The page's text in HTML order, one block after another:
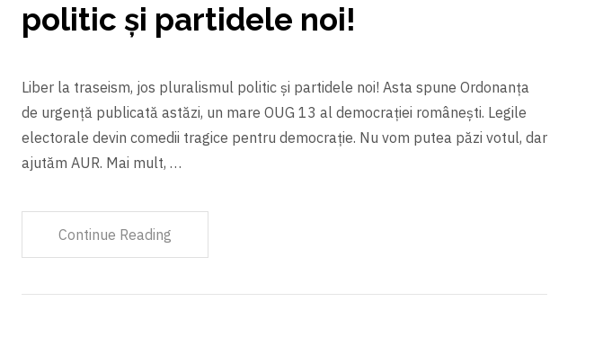
politic şi partidele noi!
Liber la traseism, jos pluralismul politic şi partidele noi! Asta spune Ordonanța
de urgență publicată astăzi, un mare OUG 13 al democrației româneşti. Legile
electorale devin comedii tragice pentru democrație. Nu vom putea păzi votul, dar
ajutăm AUR. Mai mult, …
Continue Reading